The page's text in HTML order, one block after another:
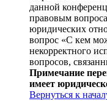
данной
правовым
юридических
вопрос «С кем
некорректного
вопросов,
Примечание
имеет
Вернуться к